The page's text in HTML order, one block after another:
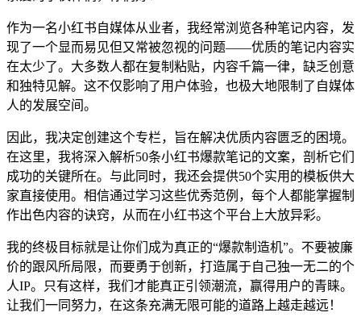
作为一名小红书自媒体从业者，我经常浏览各种笔记内容，发
现了一个显而易见但又常被忽视的问题——优质的笔记内容实
在太少了。大多数人都在复制粘贴，内容千篇一律，缺乏创意
和独特见解。这不仅影响了用户体验，也极大地限制了自媒体
人的发展空间。
因此，我决定创建这个专栏，旨在解决优质内容匮乏的困境。
在这里，我将深入解析50条小红书爆款笔记的文案，剖析它们
成功的关键所在。与此同时，我还会提供50个实用的模板供大
家直接使用。相信通过学习这些优秀范例，每个人都能掌握制
作出色内容的诀窍，从而在小红书这个平台上大放异彩。
我的终极目标就是让你们成为真正的“爆款制造机”。不要被廉
价的跟风所局限，而要勇于创新，打造属于自己独一无二的个
人IP。只有这样，我们才能真正引领潮流，赢得用户的青睐。
让我们一同努力，在这条充满无限可能的道路上越走越远！